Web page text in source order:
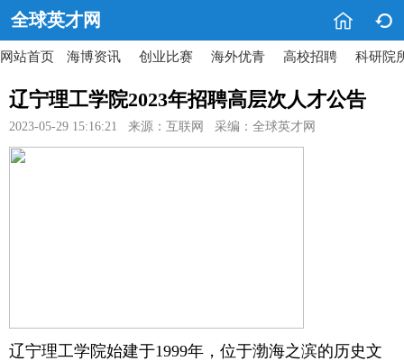
全球英才网  
网站首页 海博资讯 创业比赛 海外优青 高校招聘 科研院
辽宁理工学院2023年招聘高层次人才公告
2023-05-29 15:16:21 来源：互联网 采编：全球英才网
辽宁理工学院始建于1999年，位于渤海之滨的历史文